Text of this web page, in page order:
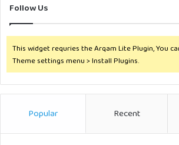
Follow Us
This widget requries the Arqam Lite Plugin, You
Theme settings menu > Install Plugins.
Popular Recent